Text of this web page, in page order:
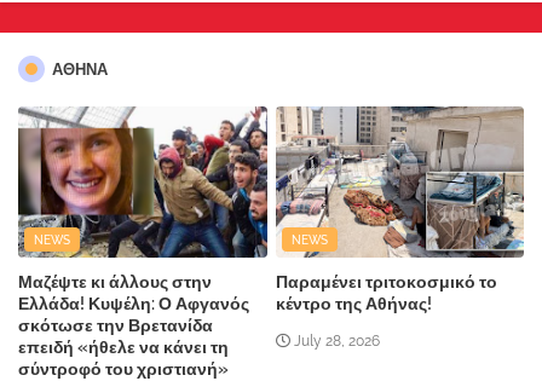
ΑΘΗΝΑ
NEWS
Μαζέψτε κι άλλους στην
Ελλάδα! Κυψέλη: Ο Αφγανός
σκότωσε την Βρετανίδα
επειδή «ήθελε να κάνει τη
σύντροφό του χριστιανή»
NEWS
Παραμένει τριτοκοσμικό το
κέντρο της Αθήνας!
July 28, 2026